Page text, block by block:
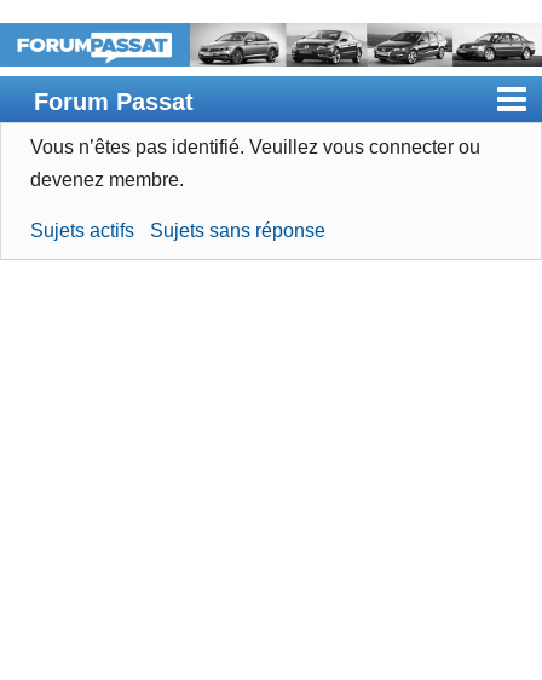
Forum Passat
Accueil
Devenir membre
Vous n’êtes pas identifié. Veuillez vous connecter ou
devenez membre.
Sujets actifs Sujets sans réponse